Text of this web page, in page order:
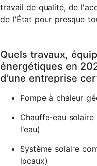
travail de qualité, de
de l'État pour presque
Quels travaux,
énergétiques en
d’une entreprise
Pompe à chaleur
Chauffe-eau
l'eau)
Système solaire
locaux)